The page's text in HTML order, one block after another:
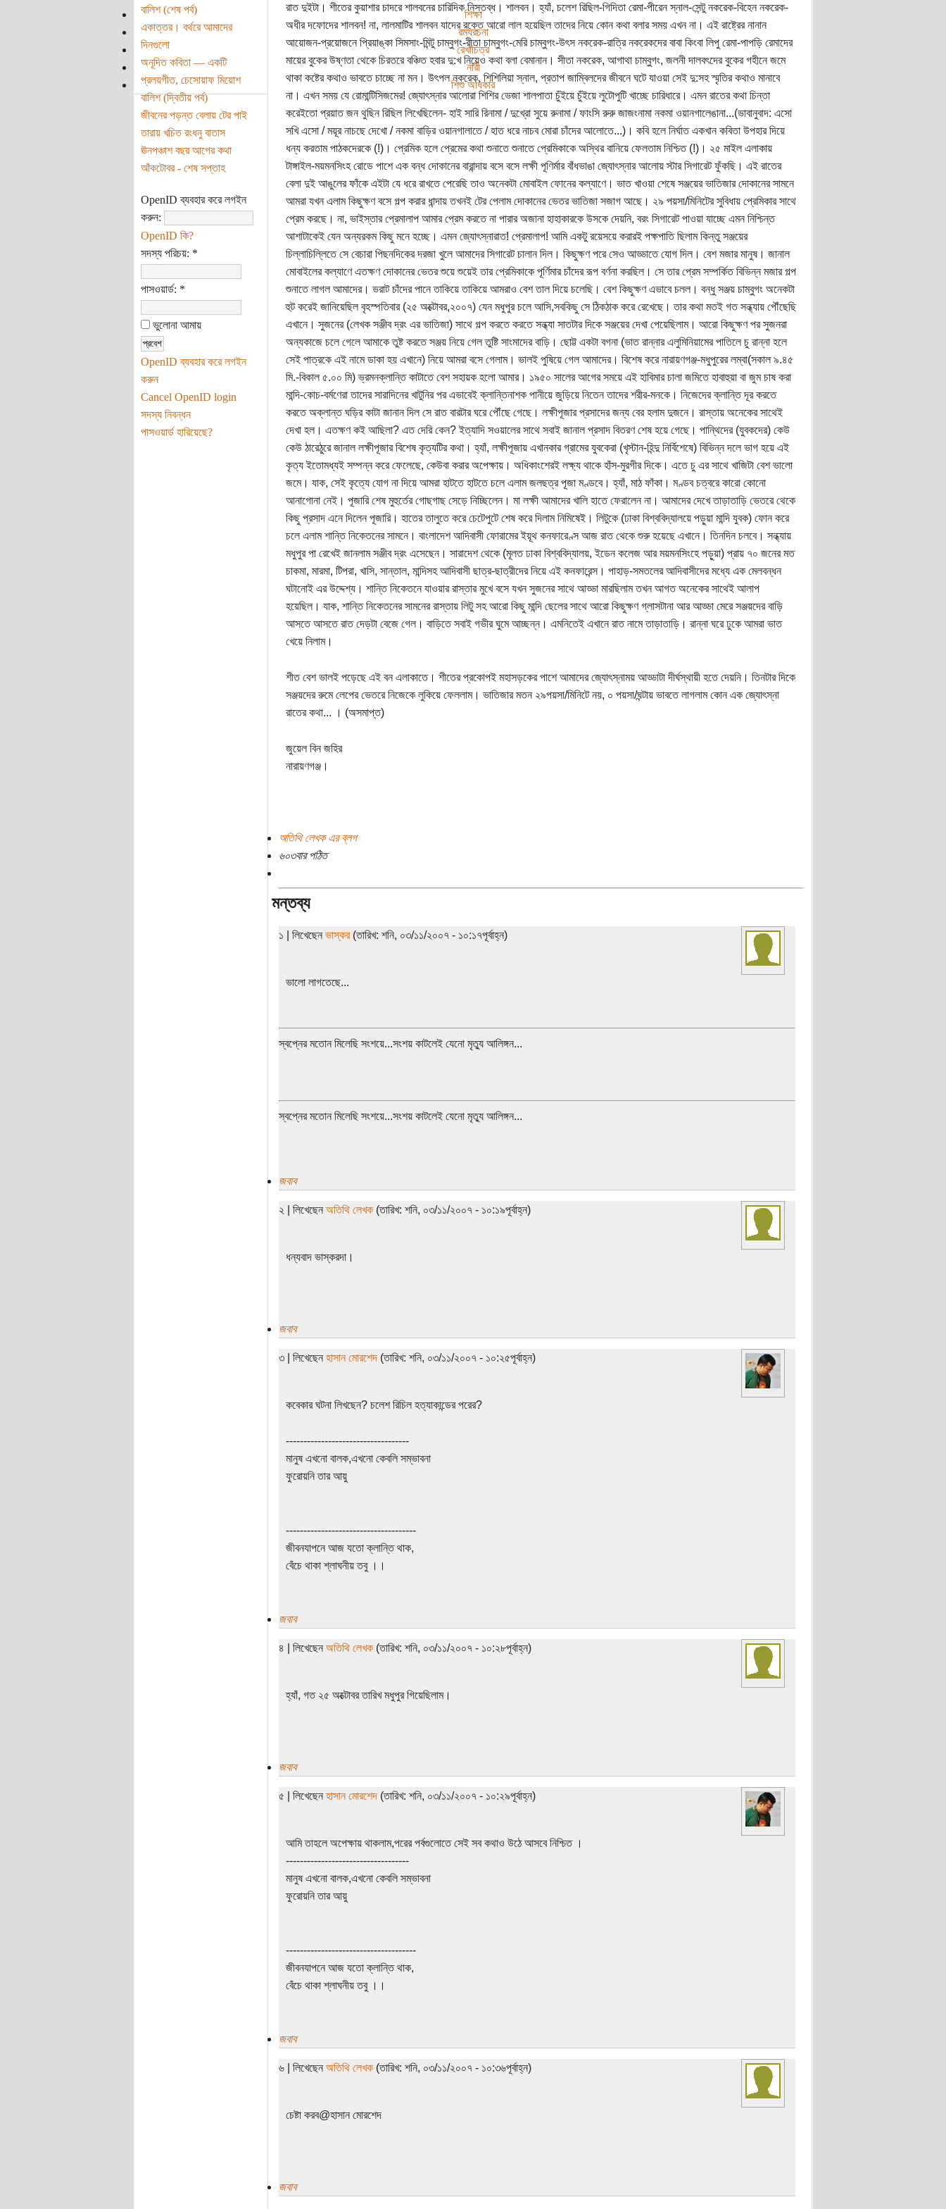
শিক্ষা
রম্যরচনা
রেখাচিত্র
নারী
শিশু অধিকার
বালিশ (শেষ পর্ব)
একাত্তর। বর্থরে আমাদের
দিনগুলো
অনূদিত কবিতা — একটি
প্রলয়গীত, চেসোয়াফ মিয়োশ
বালিশ (দ্বিতীয় পর্ব)
জীবনের পড়ন্ত বেলায় টের পাই
তারায় খচিত রংধনু বাতাস
ঊনপঞ্চাশ বছর আগের কথা
আঁকটোবর - শেষ সপ্তাহ
OpenID ব্যবহার করে লগইন
করুন:
OpenID কি?
সদস্য পরিচয়: *
পাসওয়ার্ড: *
ভুলোনা আমায়
OpenID ব্যবহার করে লগইন
করুন
Cancel OpenID login
সদস্য নিবন্ধন
পাসওয়ার্ড হারিয়েছে?
রাত দুইটা। শীতের কুয়াশার চাদরে শালবনের চারিদিক নিস্তব্ধ। শালবন। হ্যাঁ, চলেশ রিছিল-গিদিতা রেমা-পীরেন স্নাল-সেন্টু নকরেক-বিহেন নকরেক-
অধীর দফোদের শালবন! না, লালমাটির শালবন যাদের রক্তে আরো লাল হয়েছিল তাদের নিয়ে কোন কথা বলার সময় এখন না। এই রাষ্ট্রের নানান
আয়োজন-প্রয়োজনে প্রিয়াঙ্কা সিমসাং-মিন্টু চাম্বুগং-রীতা চাম্বুগং-মেরি চাম্বুগং-উৎস নকরেক-রাত্রি নকরেকদের বাবা কিংবা লিপু রেমা-পাপড়ি রেমাদের
মায়ের বুকের উষ্ণতা থেকে চিরতরে বঞ্চিত হবার দু:খ নিয়েও কথা বলা বেমানান। সীতা নকরেক, আগাথা চাম্বুগং, জলনী দালবৎদের বুকের গহীনে জমে
থাকা কষ্টের কথাও ভাবতে চাচ্ছে না মন। উৎপল নকরেক, শিশিলিয়া স্নাল, প্রতাপ জাম্বিলদের জীবনে ঘটে যাওয়া সেই দু:সহ স্মৃতির কথাও মানাবে
না। এখন সময় যে রোমান্টিসিজমের! জ্যোৎস্নার আলোরা শিশির ভেজা শালপাতা চুঁইয়ে চুঁইয়ে লুটোপুটি খাচ্ছে চারিধারে। এমন রাতের কথা চিন্তা
করেইতো প্রয়াত জন থুছিন রিছিল লিখেছিলেন- হাই সারি রিনামা / দুখ্রো সুয়ে রুনামা / ফাংসি রুরু জাজংনামা নকমা ওয়ানগালেঙানা...(ভাবানুবাদ: এসো
সখি এসো / ময়ূর নাচছে দেখো / নকমা বাড়ির ওয়ানগালাতে / হাত ধরে নাচব মোরা চাঁদের আলোতে...)। কবি হলে নির্ঘাত একখান কবিতা উপহার দিয়ে
ধন্য করতাম পাঠকদেরকে (!)। প্রেমিক হলে প্রেমের কথা শুনাতে শুনাতে প্রেমিকাকে অস্থির বানিয়ে ফেলতাম নিশ্চিত (!)। ২৫ মাইল এলাকায়
টাঙ্গাইল-ময়মনসিংহ রোডে পাশে এক বন্ধ দোকানের বারান্দায় বসে বসে লক্ষী পূণির্মার বাঁধভাঙা জ্যোৎস্নার আলোয় স্টার সিগারেট ফুঁকছি। এই রাতের
বেলা দুই আঙুলের ফাঁকে এইটা যে ধরে রাখতে পেরেছি তাও অনেকটা মোবাইল ফোনের কল্যাণে। ভাত খাওয়া শেষে সঞ্জয়ের ভাতিজার দোকানের সামনে
আমরা যখন এলাম কিছুক্ষণ বসে গল্প করার ধান্দায় তখনই টের পেলাম দোকানের ভেতর ভাতিজা সজাগ আছে। ২৯ পয়সা/মিনিটের সুবিধায় প্রেমিকার সাথে
প্রেম করছে। না, ভাইস্তার প্রেমালাপ আমার প্রেম করতে না পারার অজানা হাহাকারকে উসকে দেয়নি, বরং সিগারেট পাওয়া যাচ্ছে এমন নিশ্চিন্ত
আশাটাকেই যেন অন্যরকম কিছু মনে হচ্ছে। এমন জ্যোৎস্নারাত! প্রেমালাপ! আমি একটু রয়েসয়ে করারই পক্ষপাতি ছিলাম কিন্তু সঞ্জয়ের
চিল্লাচিল্লিতে সে বেচারা পিছনদিকের দরজা খুলে আমাদের সিগারেট চালান দিল। কিছুক্ষণ পরে সেও আড্ডাতে যোগ দিল। বেশ মজার মানুষ। জানাল
মোবাইলের কল্যাণে এতক্ষণ দোকানের ভেতর শুয়ে শুয়েই তার প্রেমিকাকে পূর্ণিমার চাঁদের রূপ বর্ণনা করছিল। সে তার প্রেম সম্পর্কিত বিভিন্ন মজার গল্প
শুনাতে লাগল আমাদের। ভরাট চাঁদের পানে তাকিয়ে তাকিয়ে আমরাও বেশ তাল দিয়ে চলেছি। বেশ কিছুক্ষণ এভাবে চলল। বন্ধু সঞ্জয় চাম্বুগং অনেকটা
হুট করেই জানিয়েছিল বৃহস্পতিবার (২৫ অক্টোবর,২০০৭) যেন মধুপুর চলে আসি,সবকিছু সে ঠিকঠাক করে রেখেছে। তার কথা মতই গত সন্ধ্যায় পৌঁছেছি
এখানে। সুজনের (লেখক সঞ্জীব দ্রং এর ভাতিজা) সাথে গল্প করতে করতে সন্ধ্যা সাতটার দিকে সঞ্জয়ের দেখা পেয়েছিলাম। আরো কিছুক্ষণ পর সুজনরা
অন্যকাজে চলে গেলে আমাকে তুষ্ট করতে সঞ্জয় নিয়ে গেল তুষ্টি সাংমাদের বাড়ি। ছোট্ট একটা বগনা (ভাত রান্নার এলুমিনিয়ামের পাতিলে চু রান্না হলে
সেই পাত্রকে এই নামে ডাকা হয় এখানে) নিয়ে আমরা বসে গেলাম। ভালই পুষিয়ে গেল আমাদের। বিশেষ করে নারায়ণগঞ্জ-মধুপুরের লম্বা(সকাল ৯.৪৫
মি.-বিকাল ৫.০০ মি) ভ্রমনক্লান্তি কাটাতে বেশ সহায়ক হলো আমার। ১৯৫০ সালের আগের সময়ে এই হাবিমার চালা জমিতে হাবাহুয়া বা জুম চাষ করা
মান্দি-কোচ-বর্মণেরা তাদের সারাদিনের খাটুনির পর এভাবেই ক্লান্তিনাশক পানীয়ে জুড়িয়ে নিতেন তাদের শরীর-মনকে। নিজেদের ক্লান্তি দূর করতে
করতে অক্লান্ত ঘড়ির কাটা জানান দিল সে রাত বারটার ঘরে পৌঁছে গেছে। লক্ষীপূজার প্রসাদের জন্য বের হলাম দুজনে। রাস্তায় অনেকের সাথেই
দেখা হল। এতক্ষণ কই আছিলা? এত দেরি কেন? ইত্যাদি সওয়ালের সাথে সবাই জানাল প্রসাদ বিতরণ শেষ হয়ে গেছে। পান্থিদের (যুবকদের) কেউ
কেউ ঠারেঠুরে জানাল লক্ষীপূজার বিশেষ কৃত্যটির কথা। হ্যাঁ, লক্ষীপূজায় এখানকার গ্রামের যুবকেরা (খৃস্টান-হিন্দু নির্বিশেষে) বিভিন্ন দলে ভাগ হয়ে এই
কৃত্য ইতোমধ্যই সম্পন্ন করে ফেলেছে, কেউবা করার অপেক্ষায়। অধিকাংশেরই লক্ষ্য থাকে হাঁস-মুরগীর দিকে। এতে চু এর সাথে খাজিটা বেশ ভালো
জমে। যাক, সেই কৃত্যে যোগ না দিয়ে আমরা হাটতে হাটতে চলে এলাম জলছত্র পূজা মণ্ডবে। হ্যাঁ, মাঠ ফাঁকা। মণ্ডব চত্বরে কারো কোনো
আনাগোনা নেই। পূজারি শেষ মুহুর্তের গোছগাছ সেড়ে নিচ্ছিলেন। মা লক্ষী আমাদের খালি হাতে ফেরালেন না। আমাদের দেখে তাড়াতাড়ি ভেতরে থেকে
কিছু প্রসাদ এনে দিলেন পূজারি। হাতের তালুতে করে চেটেপুটে শেষ করে দিলাম নিমিষেই। লিটুকে (ঢাকা বিশ্ববিদ্যালয়ে পড়ুয়া মান্দি যুবক) ফোন করে
চলে এলাম শান্তি নিকেতনের সামনে। বাংলাদেশ আদিবাসী ফোরামের ইয়ূথ কনফারেণ্স আজ রাত থেকে শুরু হয়েছে এখানে। তিনদিন চলবে। সন্ধ্যায়
মধুপুর পা রেখেই জানলাম সঞ্জীব দ্রং এসেছেন। সারাদেশ থেকে (মূলত ঢাকা বিশ্ববিদ্যালয়, ইডেন কলেজ আর ময়মনসিংহে পড়ুয়া) প্রায় ৭০ জনের মত
চাকমা, মারমা, টিপরা, খাসি, সান্তাল, মান্দিসহ আদিবাসী ছাত্র-ছাত্রীদের নিয়ে এই কনফারেন্স। পাহাড়-সমতলের আদিবাসীদের মধ্যে এক মেলবন্ধন
ঘটানোই এর উদ্দেশ্য। শান্তি নিকেতনে যাওয়ার রাস্তার মুখে বসে যখন সুজনের সাথে আড্ডা মারছিলাম তখন আগত অনেকের সাথেই আলাপ
হয়েছিল। যাক, শান্তি নিকেতনের সামনের রাস্তায় লিটু সহ আরো কিছু মান্দি ছেলের সাথে আরো কিছুক্ষণ গ্লাসটানা আর আড্ডা মেরে সঞ্জয়দের বাড়ি
আসতে আসতে রাত দেড়টা বেজে গেল। বাড়িতে সবাই গভীর ঘুমে আচ্ছন্ন। এমনিতেই এখানে রাত নামে তাড়াতাড়ি। রান্না ঘরে ঢুকে আমরা ভাত
খেয়ে নিলাম।
শীত বেশ ভালই পড়েছে এই বন এলাকাতে। শীতের প্রকোপই মহাসড়কের পাশে আমাদের জ্যোৎস্নাময় আড্ডাটা দীর্ঘস্থায়ী হতে দেয়নি। তিনটার দিকে
সঞ্জয়দের রুমে লেপের ভেতরে নিজেকে লুকিয়ে ফেললাম। ভাতিজার মতন ২৯পয়সা/মিনিটে নয়, ০ পয়সা/ঘন্টায় ভাবতে লাগলাম কোন এক জ্যোৎস্না
রাতের কথা... । (অসমাপ্ত)
জুয়েল বিন জহির
নারায়ণগঞ্জ।
অতিথি লেখক এর ব্লগ
৬০৩বার পঠিত
মন্তব্য
১ | লিখেছেন ভাস্কর(তারিখ: শনি, ০৩/১১/২০০৭ - ১০:১৭পূর্বাহ্ন)
ভালো লাগতেছে...
স্বপ্নের মতোন মিলেছি সংশয়ে...সংশয় কাটলেই যেনো মৃত্যু আলিঙ্গন...
স্বপ্নের মতোন মিলেছি সংশয়ে...সংশয় কাটলেই যেনো মৃত্যু আলিঙ্গন...
জবাব
২ | লিখেছেন অতিথি লেখক(তারিখ: শনি, ০৩/১১/২০০৭ - ১০:১৯পূর্বাহ্ন)
ধন্যবাদ ভাস্করদা।
জবাব
৩ | লিখেছেন হাসান মোরশেদ(তারিখ: শনি, ০৩/১১/২০০৭ - ১০:২৫পূর্বাহ্ন)
কবেকার ঘটনা লিখছেন? চলেশ রিচিল হত্যাকান্ডের পরের?
-----------------------------------
মানুষ এখনো বালক,এখনো কেবলি সম্ভাবনা
ফুরোয়নি তার আয়ু
-------------------------------------
জীবনযাপনে আজ যতো ক্লান্তি থাক,
বেঁচে থাকা শ্লাঘনীয় তবু ।।
জবাব
৪ | লিখেছেন অতিথি লেখক(তারিখ: শনি, ০৩/১১/২০০৭ - ১০:২৮পূর্বাহ্ন)
হ্যাঁ, গত ২৫ অক্টোবর তারিখ মধুপুর গিয়েছিলাম।
জবাব
৫ | লিখেছেন হাসান মোরশেদ(তারিখ: শনি, ০৩/১১/২০০৭ - ১০:২৯পূর্বাহ্ন)
আমি তাহলে অপেক্ষায় থাকলাম,পরের পর্বগুলোতে সেই সব কথাও উঠে আসবে নিশ্চিত ।
-----------------------------------
মানুষ এখনো বালক,এখনো কেবলি সম্ভাবনা
ফুরোয়নি তার আয়ু
-------------------------------------
জীবনযাপনে আজ যতো ক্লান্তি থাক,
বেঁচে থাকা শ্লাঘনীয় তবু ।।
জবাব
৬ | লিখেছেন অতিথি লেখক(তারিখ: শনি, ০৩/১১/২০০৭ - ১০:৩৬পূর্বাহ্ন)
চেষ্টা করব@হাসান মোরশেদ
জবাব